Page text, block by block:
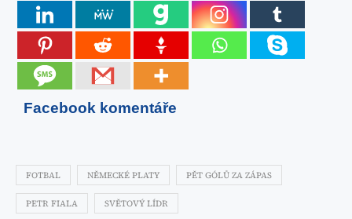
Facebook komentáře
FOTBAL NĚMECKÉ PLATY PĚT GÓLŮ ZA ZÁPAS
PETR FIALA SVĚTOVÝ LÍDR